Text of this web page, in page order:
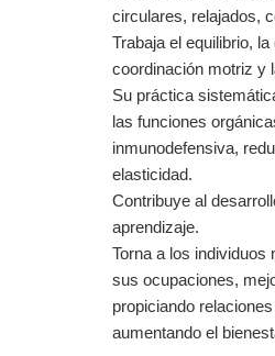
circulares, relajados,
Trabaja el equilibrio,
coordinación motriz y
Su práctica
las funciones
inmunodefensiva,
elasticidad.
Contribuye al
aprendizaje.
Torna a los
sus ocupaciones,
propiciando
aumentando el